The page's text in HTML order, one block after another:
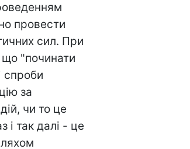
провести
сил. При
що "починати
спроби
за
чи то це
і так далі - це